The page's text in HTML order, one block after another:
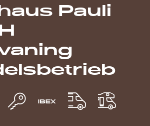
Sunlight
Pauli